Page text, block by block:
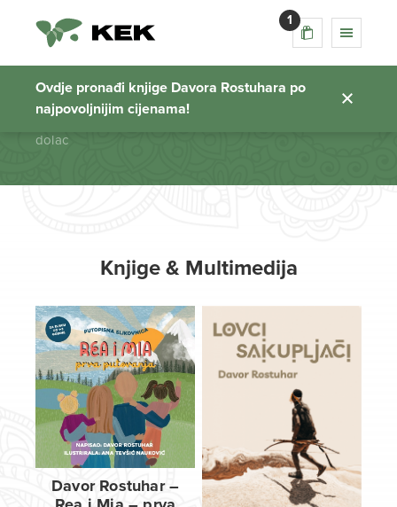
1
Ovdje pronađi knjige Davora Rostuhara po
najpovoljnijim cijenama!
dolac
Početna stranica
dolac
Knjige & Multimedija
Davor Rostuhar –